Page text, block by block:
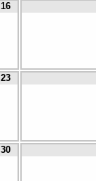
16
23
30